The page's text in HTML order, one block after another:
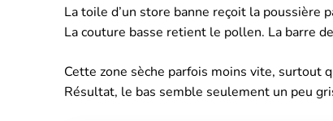
La toile d’un store banne reçoit la poussière
La couture basse retient le pollen. La barre
Cette zone sèche parfois moins vite, surtout
Résultat, le bas semble seulement un peu